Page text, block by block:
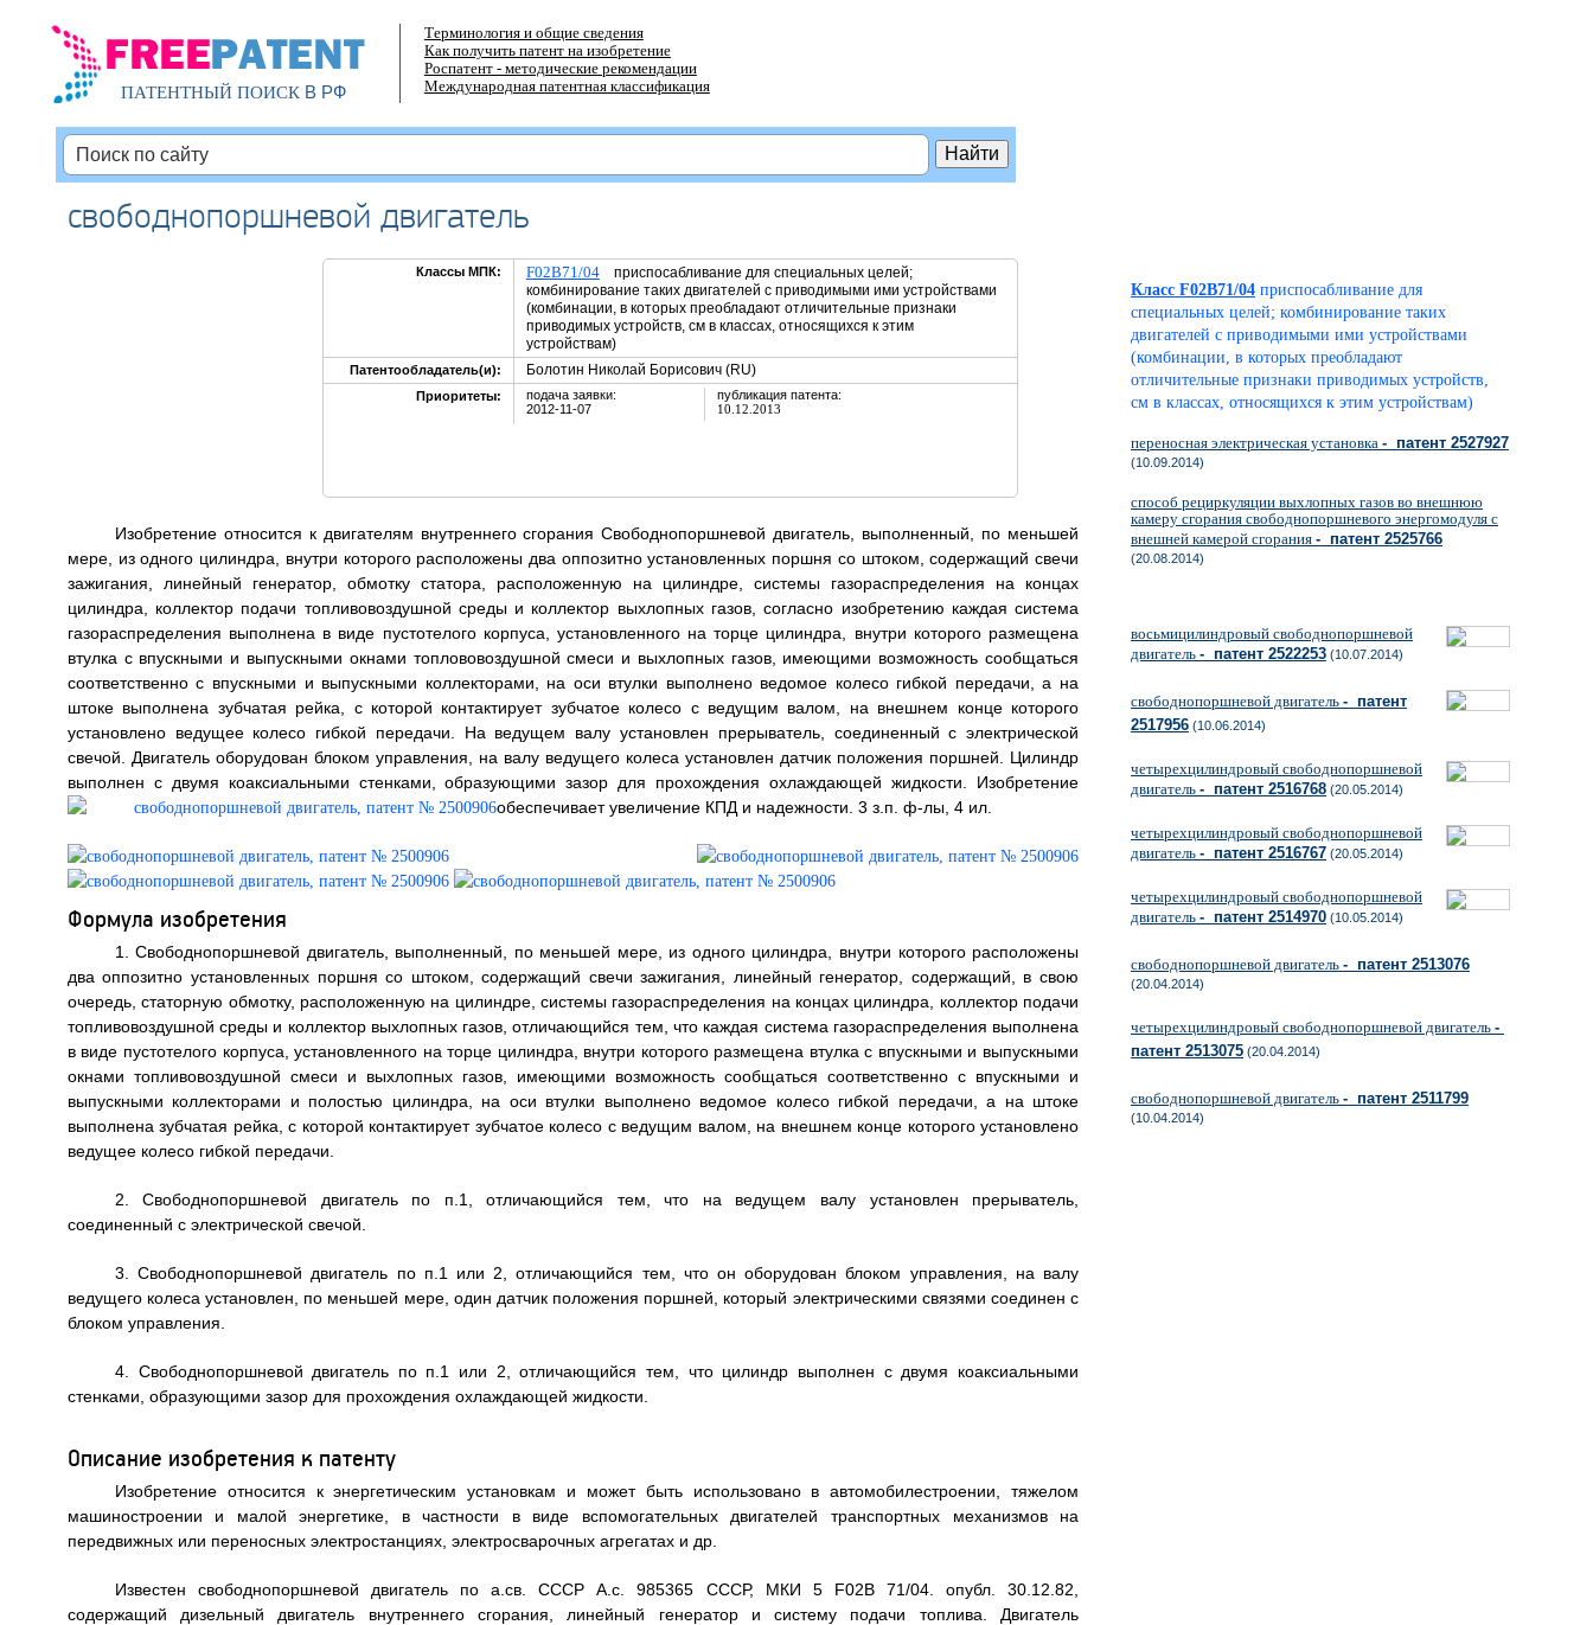
ПАТЕНТНЫЙ ПОИСКВ РФ
Терминология и общие сведения
Как получить патент на изобретение
Роспатент - методические рекомендации
Международная патентная классификация
свободнопоршневой двигатель
Классы МПК: F02B71/04приспосабливание для специальных целей;
комбинирование таких двигателей с приводимыми ими устройствами
(комбинации, в которых преобладают отличительные признаки
приводимых устройств, см в классах, относящихся к этим
устройствам)
Патентообладатель(и): Болотин Николай Борисович (RU)
Приоритеты:
подача заявки:
2012-11-07
публикация патента:
10.12.2013
Изобретение относится к двигателям внутреннего сгорания Свободнопоршневой двигатель, выполненный, по меньшей
мере, из одного цилиндра, внутри которого расположены два оппозитно установленных поршня со штоком, содержащий свечи
зажигания, линейный генератор, обмотку статора, расположенную на цилиндре, системы газораспределения на концах
цилиндра, коллектор подачи топливовоздушной среды и коллектор выхлопных газов, согласно изобретению каждая система
газораспределения выполнена в виде пустотелого корпуса, установленного на торце цилиндра, внутри которого размещена
втулка с впускными и выпускными окнами топлововоздушной смеси и выхлопных газов, имеющими возможность сообщаться
соответственно с впускными и выпускными коллекторами, на оси втулки выполнено ведомое колесо гибкой передачи, а на
штоке выполнена зубчатая рейка, с которой контактирует зубчатое колесо с ведущим валом, на внешнем конце которого
установлено ведущее колесо гибкой передачи. На ведущем валу установлен прерыватель, соединенный с электрической
свечой. Двигатель оборудован блоком управления, на валу ведущего колеса установлен датчик положения поршней. Цилиндр
выполнен с двумя коаксиальными стенками, образующими зазор для прохождения охлаждающей жидкости. Изобретение
обеспечивает увеличение КПД и надежности. 3 з.п. ф-лы, 4 ил.
Формула изобретения
1. Свободнопоршневой двигатель, выполненный, по меньшей мере, из одного цилиндра, внутри которого расположены
два оппозитно установленных поршня со штоком, содержащий свечи зажигания, линейный генератор, содержащий, в свою
очередь, статорную обмотку, расположенную на цилиндре, системы газораспределения на концах цилиндра, коллектор подачи
топливовоздушной среды и коллектор выхлопных газов, отличающийся тем, что каждая система газораспределения выполнена
в виде пустотелого корпуса, установленного на торце цилиндра, внутри которого размещена втулка с впускными и выпускными
окнами топливовоздушной смеси и выхлопных газов, имеющими возможность сообщаться соответственно с впускными и
выпускными коллекторами и полостью цилиндра, на оси втулки выполнено ведомое колесо гибкой передачи, а на штоке
выполнена зубчатая рейка, с которой контактирует зубчатое колесо с ведущим валом, на внешнем конце которого установлено
ведущее колесо гибкой передачи.
2. Свободнопоршневой двигатель по п.1, отличающийся тем, что на ведущем валу установлен прерыватель,
соединенный с электрической свечой.
3. Свободнопоршневой двигатель по п.1 или 2, отличающийся тем, что он оборудован блоком управления, на валу
ведущего колеса установлен, по меньшей мере, один датчик положения поршней, который электрическими связями соединен с
блоком управления.
4. Свободнопоршневой двигатель по п.1 или 2, отличающийся тем, что цилиндр выполнен с двумя коаксиальными
стенками, образующими зазор для прохождения охлаждающей жидкости.
Описание изобретения к патенту
Изобретение относится к энергетическим установкам и может быть использовано в автомобилестроении, тяжелом
машиностроении и малой энергетике, в частности в виде вспомогательных двигателей транспортных механизмов на
передвижных или переносных электростанциях, электросварочных агрегатах и др.
Известен свободнопоршневой двигатель по а.св. СССР А.с. 985365 СССР, МКИ 5 F02B 71/04. опубл. 30.12.82,
содержащий дизельный двигатель внутреннего сгорания, линейный генератор и систему подачи топлива. Двигатель
Класс F02B71/04 приспосабливание для
специальных целей; комбинирование таких
двигателей с приводимыми ими устройствами
(комбинации, в которых преобладают
отличительные признаки приводимых устройств,
см в классах, относящихся к этим устройствам)
переносная электрическая установка - патент 2527927
(10.09.2014)
способ рециркуляции выхлопных газов во внешнюю
камеру сгорания свободнопоршневого энергомодуля с
внешней камерой сгорания - патент 2525766
(20.08.2014)
восьмицилиндровый свободнопоршневой
двигатель - патент 2522253 (10.07.2014)
свободнопоршневой двигатель - патент
2517956 (10.06.2014)
четырехцилиндровый свободнопоршневой
двигатель - патент 2516768 (20.05.2014)
четырехцилиндровый свободнопоршневой
двигатель - патент 2516767 (20.05.2014)
четырехцилиндровый свободнопоршневой
двигатель - патент 2514970 (10.05.2014)
свободнопоршневой двигатель - патент 2513076
(20.04.2014)
четырехцилиндровый свободнопоршневой двигатель -
патент 2513075 (20.04.2014)
свободнопоршневой двигатель - патент 2511799
(10.04.2014)